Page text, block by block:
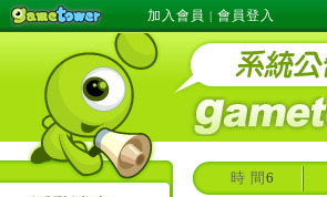
加入會員 | 會員登入
時 間 6